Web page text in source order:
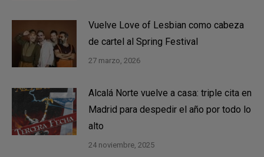
Vuelve Love of Lesbian como cabeza
de cartel al Spring Festival
27 marzo, 2026
Alcalá Norte vuelve a casa: triple cita en
Madrid para despedir el año por todo lo
alto
24 noviembre, 2025